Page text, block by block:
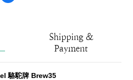
Shipping &
Payment
駱駝牌 Brew35